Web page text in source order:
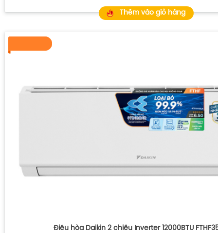
Thêm vào giỏ hàng
Điều hòa Daikin 2 chiều Inverter 12000BTU